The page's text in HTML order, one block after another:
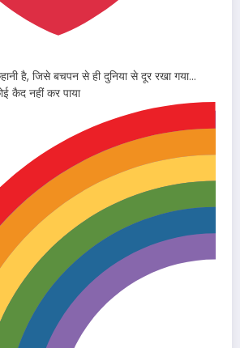
है, जिसे बचपन से ही दुनिया से दूर रखा गया…
कैद नहीं कर पाया